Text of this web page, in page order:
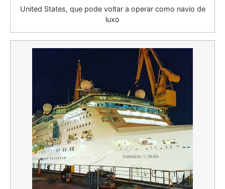
United States, que pode voltar a operar como navio de
luxo